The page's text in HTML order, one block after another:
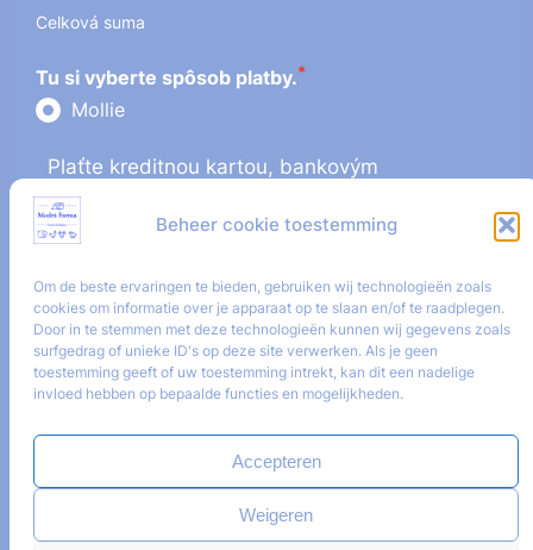
Beheer cookie toestemming
Om de beste ervaringen te bieden, gebruiken wij technologieën zoals
cookies om informatie over je apparaat op te slaan en/of te raadplegen.
Door in te stemmen met deze technologieën kunnen wij gegevens zoals
surfgedrag of unieke ID's op deze site verwerken. Als je geen
toestemming geeft of uw toestemming intrekt, kan dit een nadelige
invloed hebben op bepaalde functies en mogelijkheden.
Accepteren
Weigeren
Celková suma
Tu si vyberte spôsob platby.*
Mollie
Plaťte kreditnou kartou, bankovým
prevodom, iDEAL alebo akýmkoľvek
spôsobom platby podporovaným Mollie.
Choose your payment method here.
Rezervovať
Formulár